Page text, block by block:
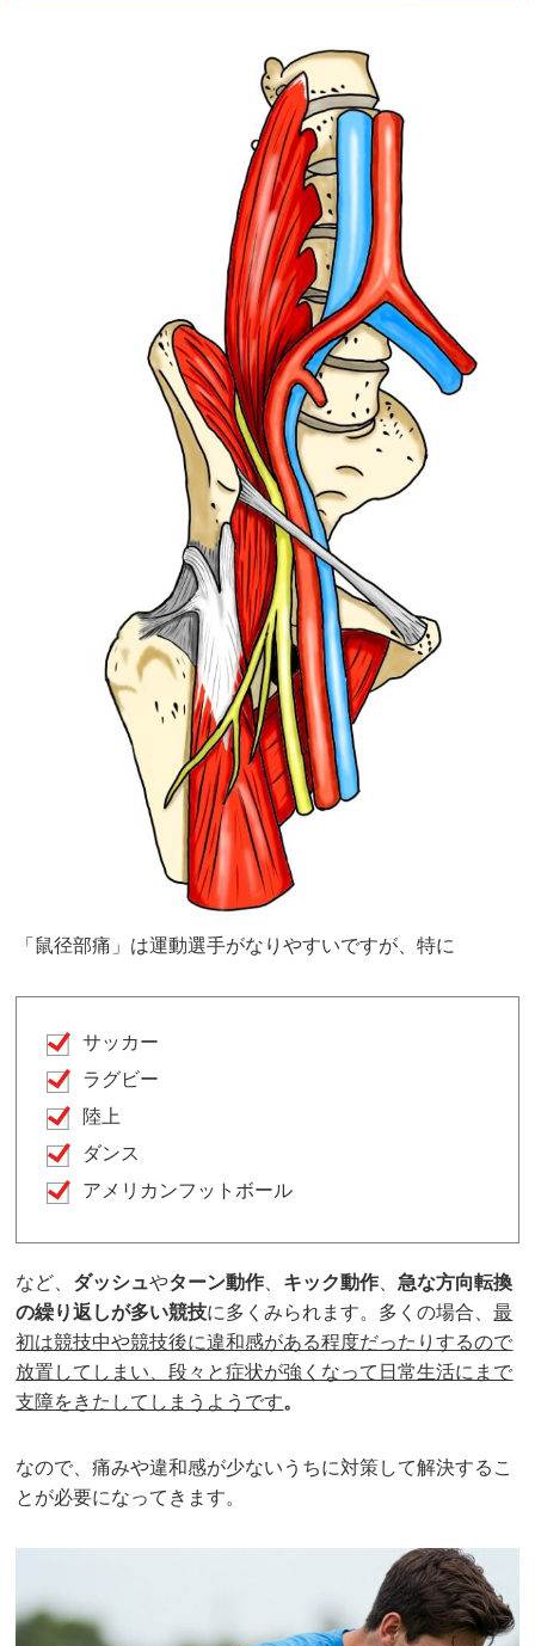
「鼠径部痛」は運動選手がなりやすいですが、特に
サッカー
ラグビー
陸上
ダンス
アメリカンフットボール
など、 ダッシュやターン動作 キック動作 、急な方向転換
の繰り返しが多い競技に多くみられます。多くの場合、最
初は競技中や競技後に違和感がある程度だったりするので
放置してしまい、段々と症状が強くなって日常生活にまで
支障をきたしてしまうようです。
なので、痛みや違和感が少ないうちに対策して解決するこ
とが必要になってきます。